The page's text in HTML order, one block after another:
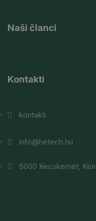
Naši članci
Kontakti
kontakti
info@hetech.hu
6000 Kecskemét,